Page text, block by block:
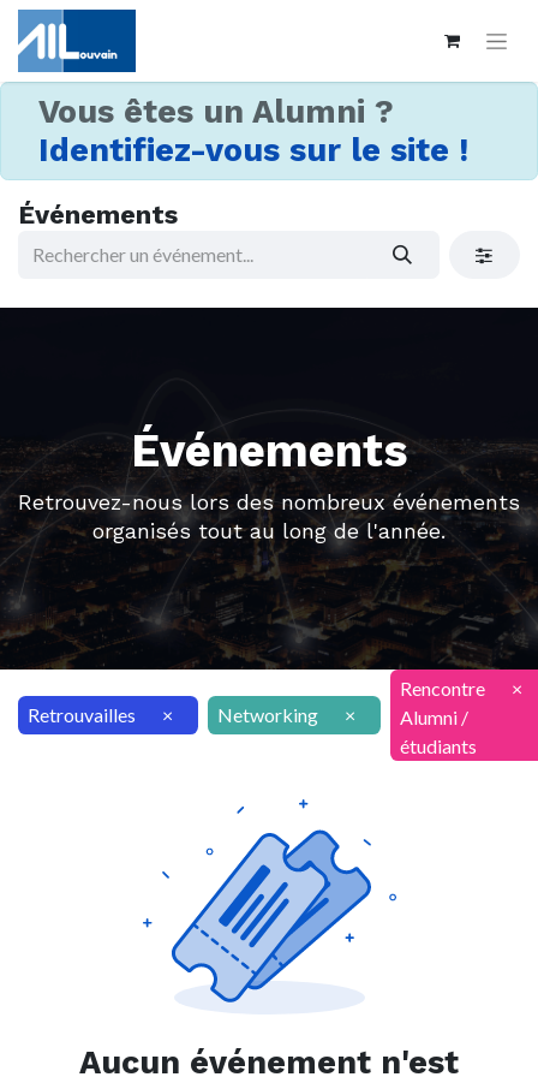
Vous êtes un Alumni ?
Identifiez-vous sur le site !
Événements
Événements
Retrouvez-nous lors des nombreux événements
organisés tout au long de l'année.
Retrouvailles × Networking ×
Rencontre
Alumni /
étudiants
×
Aucun événement n'est